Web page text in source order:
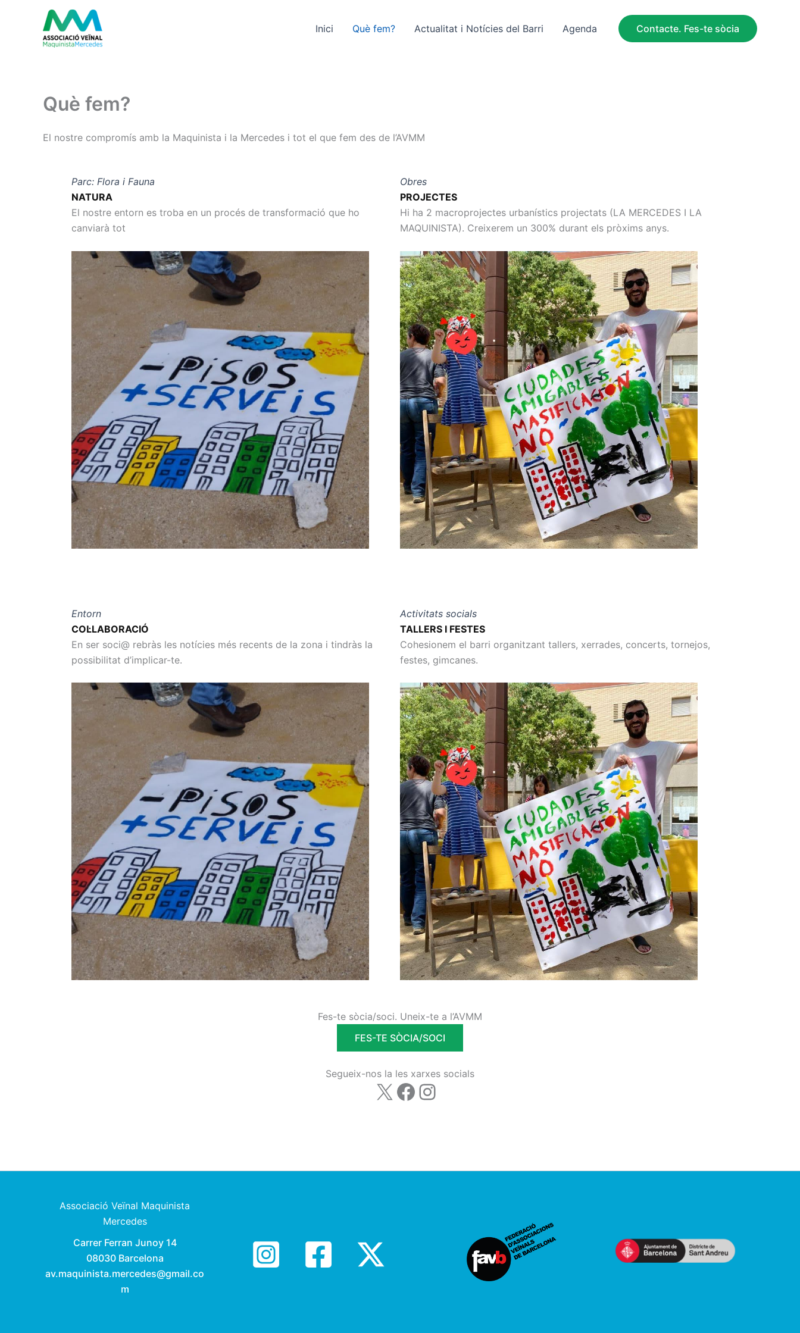
Inici Què fem? Actualitat i Notícies del Barri Agenda Contacte. Fes-te sòcia
Què fem?
El nostre compromís amb la Maquinista i la Mercedes i tot el que fem des de l’AVMM
Parc: Flora i Fauna
NATURA
El nostre entorn es troba en un procés de transformació que ho
canviarà tot
Obres
PROJECTES
Hi ha 2 macroprojectes urbanístics projectats (LA MERCEDES I LA
MAQUINISTA). Creixerem un 300% durant els pròxims anys.
Entorn
COL·LABORACIÓ
En ser soci@ rebràs les notícies més recents de la zona i tindràs la
possibilitat d’implicar-te.
Activitats socials
TALLERS I FESTES
Cohesionem el barri organitzant tallers, xerrades, concerts, tornejos,
festes, gimcanes.
Fes-te sòcia/soci. Uneix-te a l’AVMM
FES-TE SÒCIA/SOCI
Segueix-nos la les xarxes socials
X Facebook
Instagram
Associació Veïnal Maquinista
Mercedes
Carrer Ferran Junoy 14
08030 Barcelona
av.maquinista.mercedes@gmail.co
m